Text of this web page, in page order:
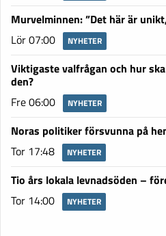
Murvelminnen: ”Det här är
Lör 07:00
NYHETER
Viktigaste valfrågan och hur
den?
Fre 06:00
NYHETER
Noras politiker försvunna på
Tor 17:48
NYHETER
Tio års lokala levnadsöden –
Tor 14:00
NYHETER